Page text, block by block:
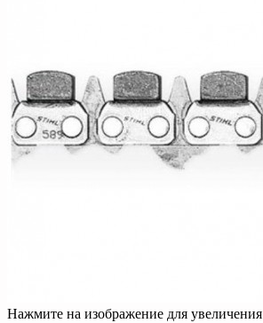
Нажмите на изображение для увеличения